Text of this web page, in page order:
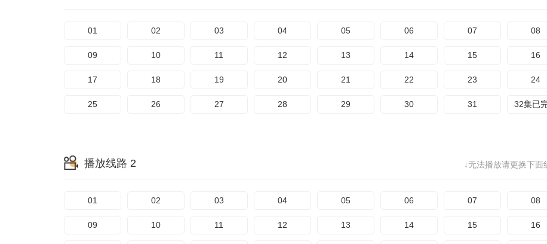
01 02 03 04 05 06 07 08
09 10 11 12 13 14 15 16
17 18 19 20 21 22 23 24
25 26 27 28 29 30 31 32集已
↓无法播放请更换下面
播放线路 2
01 02 03 04 05 06 07 08
09 10 11 12 13 14 15 16